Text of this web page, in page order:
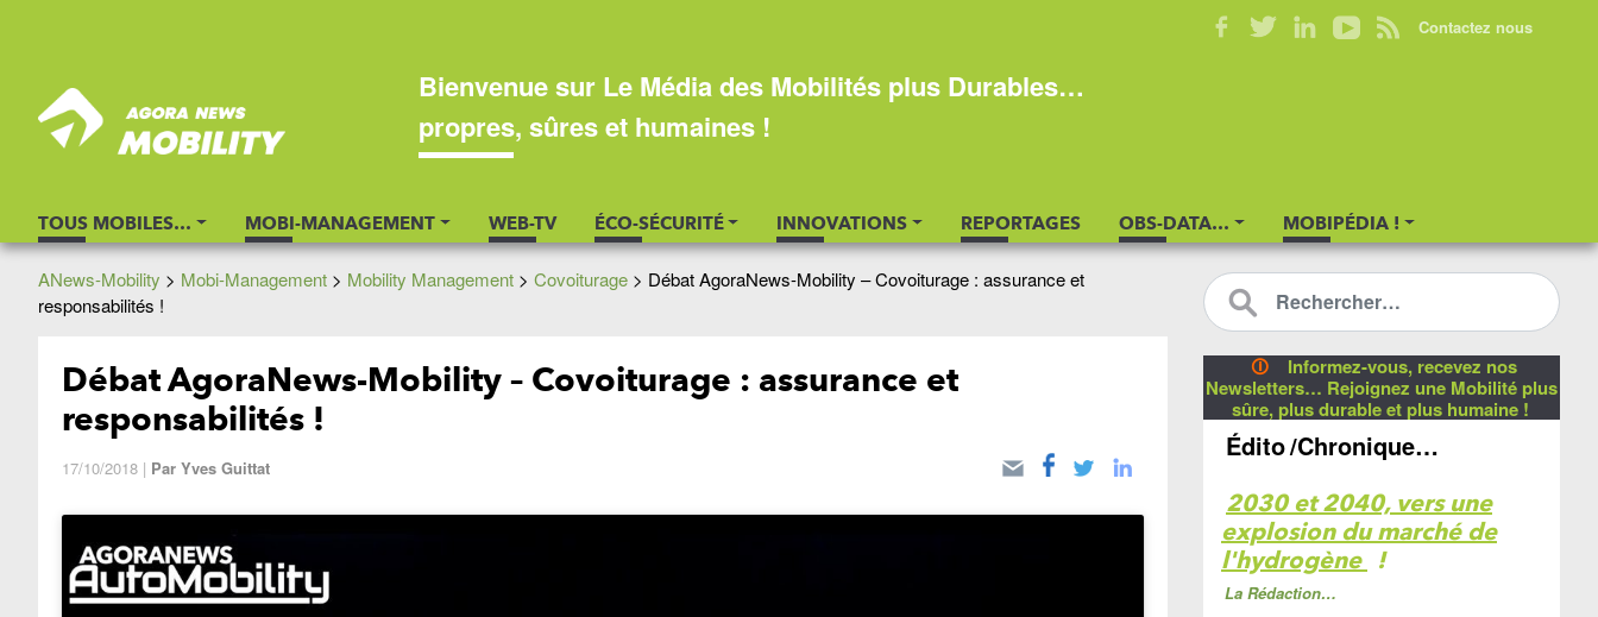
Bienvenue sur Le Média des Mobilités plus Durables…
propres, sûres et humaines !
TOUS MOBILES… MOBI-MANAGEMENT WEB-TV ÉCO-SÉCURITÉ INNOVATIONS REPORTAGES OBS-DATA… MOBIPÉDIA !
Contactez nous
ANews-Mobility > Mobi-Management > Mobility Management > Covoiturage > Débat AgoraNews-Mobility – Covoiturage : assurance et
responsabilités !
Débat AgoraNews-Mobility – Covoiturage : assurance et
responsabilités !
17/10/2018 | Par Yves Guittat
🛈
Informez-vous, recevez nos
Newsletters… Rejoignez une Mobilité plus
sûre, plus durable et plus humaine !
Édito/Chronique…
2030 et 2040, vers une
explosion du marché de
l'hydrogène !
La Rédaction…